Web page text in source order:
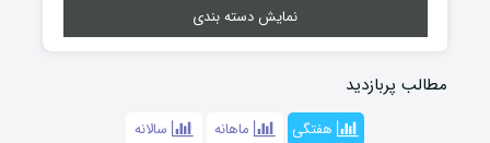
نمایش دسته بندی
مطالب پربازدید
هفتگی ماهانه سالانه